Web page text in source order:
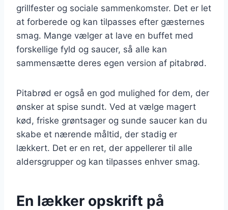
grillfester og sociale sammenkomster. Det er let
at forberede og kan tilpasses efter gæsternes
smag. Mange vælger at lave en buffet med
forskellige fyld og saucer, så alle kan
sammensætte deres egen version af pitabrød.
Pitabrød er også en god mulighed for dem, der
ønsker at spise sundt. Ved at vælge magert
kød, friske grøntsager og sunde saucer kan du
skabe et nærende måltid, der stadig er
lækkert. Det er en ret, der appellerer til alle
aldersgrupper og kan tilpasses enhver smag.
En lækker opskrift på